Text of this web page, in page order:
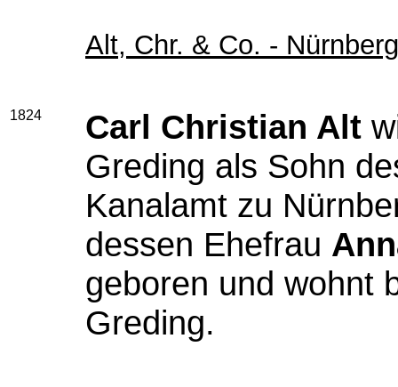
Alt, Chr. & Co. - Nürnberg
1824 Carl Christian Alt
Greding als Sohn
Kanalamt zu
dessen Ehefrau
geboren und wohnt
Greding.